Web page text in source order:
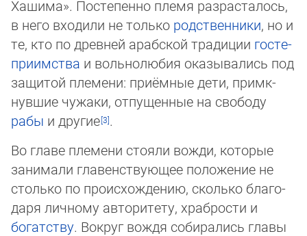
Хашима». Постепенно племя разрасталось,
в него вхо­ди­ли не только родственники, но и
те, кто по древней арабской традиции госте­
при­им­ст­ва и воль­но­любия оказывались под
защитой племени: приёмные дети, примк­
нув­шие чу­жа­ки, отпущенные на свободу
рабы и другие .
Во главе племени стояли вожди, которые
занимали главенствующее положение не
столько по происхождению, сколько бла­го­
да­ря личному авторитету, храбрости и
богатству. Вокруг вождя собирались главы